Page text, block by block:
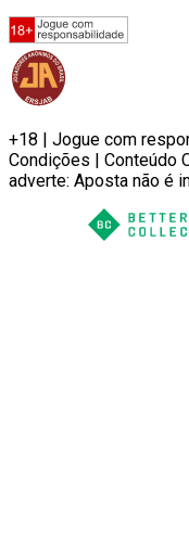
+18 | Jogue com
Condições | Conteúdo
adverte: Aposta não é